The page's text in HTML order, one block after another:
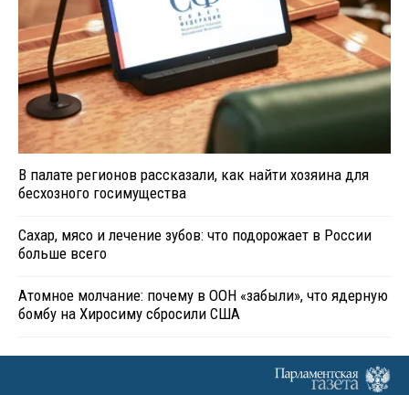
В палате регионов рассказали, как найти хозяина для
бесхозного госимущества
Сахар, мясо и лечение зубов: что подорожает в России
больше всего
Атомное молчание: почему в ООН «забыли», что ядерную
бомбу на Хиросиму сбросили США